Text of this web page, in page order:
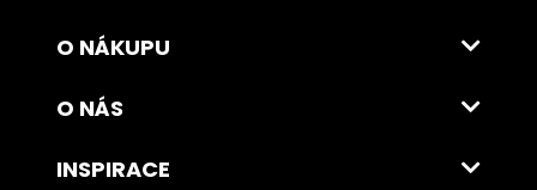
O NÁKUPU
O NÁS
INSPIRACE